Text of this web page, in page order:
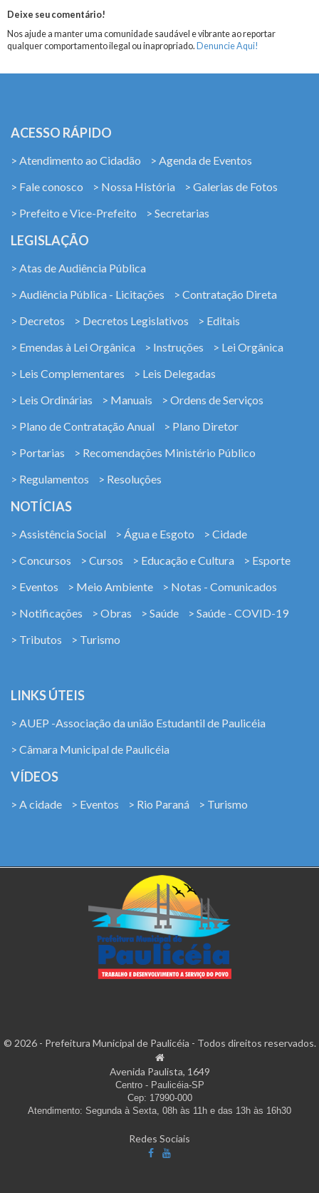
Deixe seu comentário!
Nos ajude a manter uma comunidade saudável e vibrante ao reportar
qualquer comportamento ilegal ou inapropriado. Denuncie Aqui!
ACESSO RÁPIDO
> Atendimento ao Cidadão
> Agenda de Eventos
> Fale conosco
> Nossa História
> Galerias de Fotos
> Prefeito e Vice-Prefeito
> Secretarias
LEGISLAÇÃO
> Atas de Audiência Pública
> Audiência Pública - Licitações
> Contratação Direta
> Decretos
> Decretos Legislativos
> Editais
> Emendas à Lei Orgânica
> Instruções
> Lei Orgânica
> Leis Complementares
> Leis Delegadas
> Leis Ordinárias
> Manuais
> Ordens de Serviços
> Plano de Contratação Anual
> Plano Diretor
> Portarias
> Recomendações Ministério Público
> Regulamentos
> Resoluções
NOTÍCIAS
> Assistência Social > Água e Esgoto
> Cidade
> Concursos
> Cursos > Educação e Cultura
> Esporte
> Eventos
> Meio Ambiente
> Notas - Comunicados
> Notificações
> Obras > Saúde
> Saúde - COVID-19
> Tributos
> Turismo
LINKS ÚTEIS
> AUEP -Associação da união Estudantil de Paulicéia
> Câmara Municipal de Paulicéia
VÍDEOS
> A cidade > Eventos > Rio Paraná > Turismo
© 2026 - Prefeitura Municipal de Paulicéia - Todos direitos reservados.
Avenida Paulista, 1649
Centro - Paulicéia-SP
Cep: 17990-000
Atendimento: Segunda à Sexta, 08h às 11h e das 13h às 16h30
Redes Sociais